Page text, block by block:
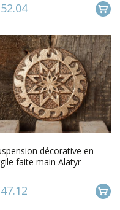
52.04
décorative en
faite main Alatyr
47.12